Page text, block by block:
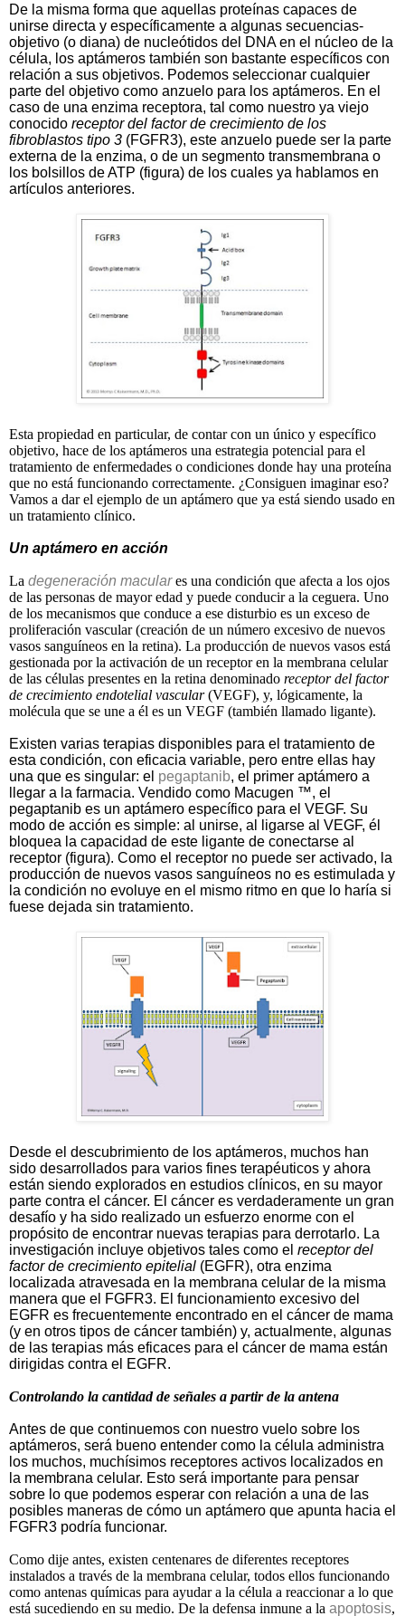
De la misma forma que aquellas proteínas capaces de
unirse directa y específicamente a algunas secuencias-
objetivo (o diana) de nucleótidos del DNA en el núcleo de la
célula, los aptámeros también son bastante específicos con
relación a sus objetivos. Podemos seleccionar cualquier
parte del objetivo como anzuelo para los aptámeros. En el
caso de una enzima receptora, tal como nuestro ya viejo
conocido receptor del factor de crecimiento de los
fibroblastos tipo 3 (FGFR3), este anzuelo puede ser la parte
externa de la enzima, o de un segmento transmembrana o
los bolsillos de ATP (figura) de los cuales ya hablamos en
artículos anteriores.
Esta propiedad en particular, de contar con un único y específico
objetivo, hace de los aptámeros una estrategia potencial para el
tratamiento de enfermedades o condiciones donde hay una proteína
que no está funcionando correctamente. ¿Consiguen imaginar eso?
Vamos a dar el ejemplo de un aptámero que ya está siendo usado en
un tratamiento clínico.
Un aptámero en acción
La degeneración maculares una condición que afecta a los ojos
de las personas de mayor edad y puede conducir a la ceguera. Uno
de los mecanismos que conduce a ese disturbio es un exceso de
proliferación vascular (creación de un número excesivo de nuevos
vasos sanguíneos en la retina). La producción de nuevos vasos está
gestionada por la activación de un receptor en la membrana celular
de las células presentes en la retina denominado receptor del factor
de crecimiento endotelial vascular(VEGF), y, lógicamente, la
molécula que se une a él es un VEGF (también llamado ligante).
Existen varias terapias disponibles para el tratamiento de
esta condición, con eficacia variable, pero entre ellas hay
una que es singular: el pegaptanib, el primer aptámero a
llegar a la farmacia. Vendido como Macugen ™, el
pegaptanib es un aptámero específico para el VEGF. Su
modo de acción es simple: al unirse, al ligarse al VEGF, él
bloquea la capacidad de este ligante de conectarse al
receptor (figura). Como el receptor no puede ser activado, la
producción de nuevos vasos sanguíneos no es estimulada y
la condición no evoluye en el mismo ritmo en que lo haría si
fuese dejada sin tratamiento.
Desde el descubrimiento de los aptámeros, muchos han
sido desarrollados para varios fines terapéuticos y ahora
están siendo explorados en estudios clínicos, en su mayor
parte contra el cáncer. El cáncer es verdaderamente un gran
desafío y ha sido realizado un esfuerzo enorme con el
propósito de encontrar nuevas terapias para derrotarlo. La
investigación incluye objetivos tales como el receptor del
factor de crecimiento epitelial (EGFR), otra enzima
localizada atravesada en la membrana celular de la misma
manera que el FGFR3. El funcionamiento excesivo del
EGFR es frecuentemente encontrado en el cáncer de mama
(y en otros tipos de cáncer también) y, actualmente, algunas
de las terapias más eficaces para el cáncer de mama están
dirigidas contra el EGFR.
Controlando la cantidad de señales a partir de la antena
Antes de que continuemos con nuestro vuelo sobre los
aptámeros, será bueno entender como la célula administra
los muchos, muchísimos receptores activos localizados en
la membrana celular. Esto será importante para pensar
sobre lo que podemos esperar con relación a una de las
posibles maneras de cómo un aptámero que apunta hacia el
FGFR3 podría funcionar.
Como dije antes, existen centenares de diferentes receptores
instalados a través de la membrana celular, todos ellos funcionando
como antenas químicas para ayudar a la célula a reaccionar a lo que
está sucediendo en su medio. De la defensa inmune a la apoptosis,